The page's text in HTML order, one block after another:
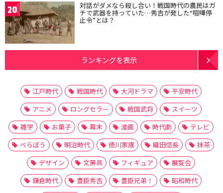
20 対話がダメなら殺し合い！戦国時代の農民はガ
チで武器を持っていた…秀吉が発した“喧嘩停
止令”とは？
ランキングを表示
江戸時代 戦国時代 大河ドラマ
平安時代
アニメ
ロングセラー 戦国武将
スイーツ
雑学
お菓子 幕末 漫画 時代劇
テレビ
べらぼう
明治時代 徳川家康 織田信長
抹茶
デザイン
文房具 フィギュア
展覧会
鎌倉時代
豊臣秀吉 豊臣兄弟！
昭和時代